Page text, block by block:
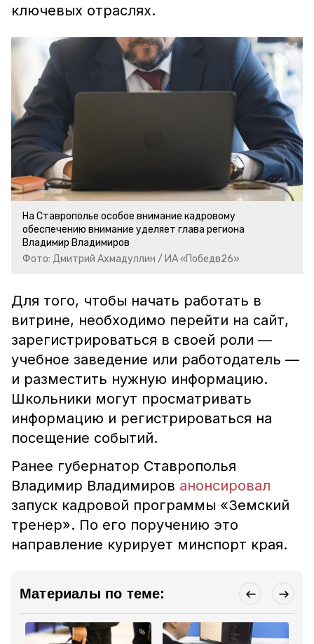
ключевых отраслях.
На Ставрополье особое внимание кадровому
обеспечению внимание уделяет глава региона
Владимир Владимиров
Фото: Дмитрий Ахмадуллин / ИА «Победв26»
Для того, чтобы начать работать в
витрине, необходимо перейти на сайт,
зарегистрироваться в своей роли —
учебное заведение или работодатель —
и разместить нужную информацию.
Школьники могут просматривать
информацию и регистрироваться на
посещение событий.
Ранее губернатор Ставрополья
Владимир Владимиров анонсировал
запуск кадровой программы «Земский
тренер». По его поручению это
направление курирует минспорт края.
Материалы по теме: